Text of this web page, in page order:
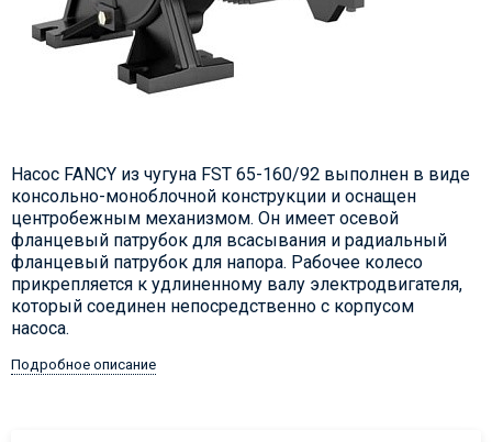
Насос FANCY из чугуна FST 65-160/92 выполнен в виде
консольно-моноблочной конструкции и оснащен
центробежным механизмом. Он имеет осевой
фланцевый патрубок для всасывания и радиальный
фланцевый патрубок для напора. Рабочее колесо
прикрепляется к удлиненному валу электродвигателя,
который соединен непосредственно с корпусом
насоса.
Подробное описание